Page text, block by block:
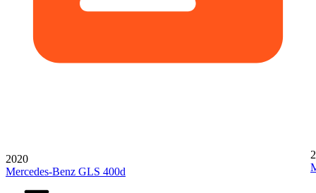
2020
Mercedes-Benz GLS 400d